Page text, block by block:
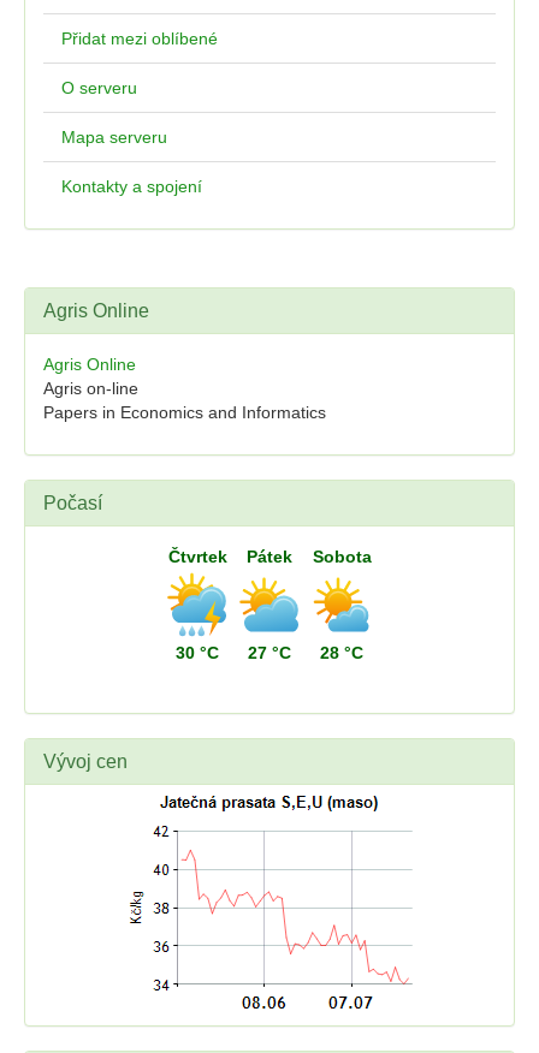
Přidat mezi oblíbené
O serveru
Mapa serveru
Kontakty a spojení
Agris Online
Agris Online
Agris on-line
Papers in Economics and Informatics
Počasí
Čtvrtek
30 °C
Pátek
27 °C
Sobota
28 °C
Vývoj cen